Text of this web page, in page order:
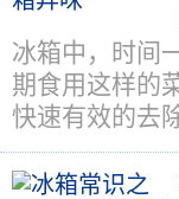
冰箱中，时间
期食用这样的
快速有效的去